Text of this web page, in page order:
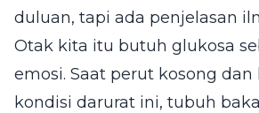
duluan, tapi ada penjelasan
Otak kita itu butuh glukosa
emosi. Saat perut kosong
kondisi darurat ini, tubuh